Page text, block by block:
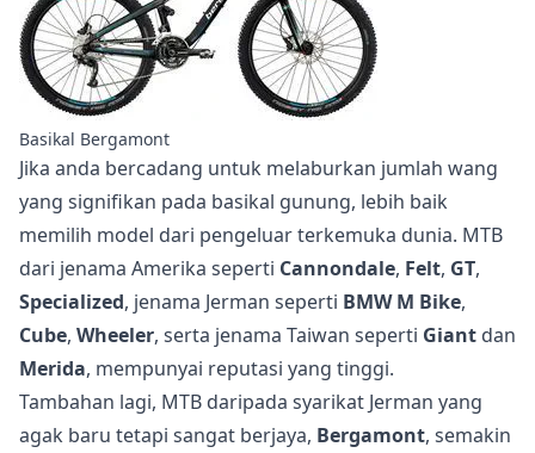
Basikal Bergamont
Jika anda bercadang untuk melaburkan jumlah wang
yang signifikan pada basikal gunung, lebih baik
memilih model dari pengeluar terkemuka dunia. MTB
dari jenama Amerika seperti Cannondale, Felt, GT,
Specialized, jenama Jerman seperti BMW M Bike,
Cube, Wheeler, serta jenama Taiwan seperti Giant dan
Merida, mempunyai reputasi yang tinggi.
Tambahan lagi, MTB daripada syarikat Jerman yang
agak baru tetapi sangat berjaya, Bergamont, semakin